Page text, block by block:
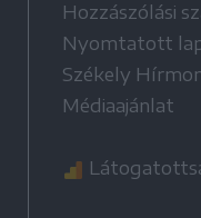
Hozzászólási
Nyomtatott
Székely
Médiaajánlat